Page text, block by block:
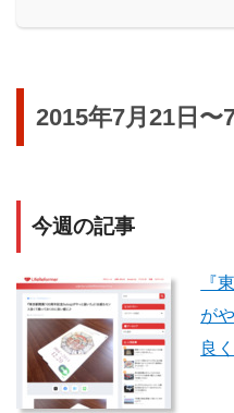
2015年7月21日〜
今週の記事
『
が
良